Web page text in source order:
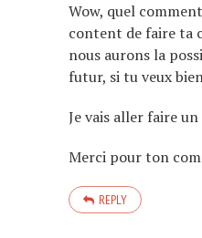
Wow, quel
content de faire ta
nous aurons la
futur, si tu veux
Je vais aller faire
Merci pour ton
REPLY